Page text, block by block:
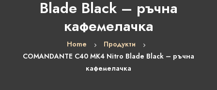
Blade Black – ръчна
кафемелачка
Home
Продукти
COMANDANTE C40 MK4 Nitro Blade Black – ръчна
кафемелачка